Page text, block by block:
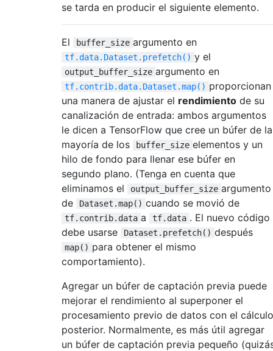
se tarda en producir el siguiente elemento.
El buffer_size argumento en
tf.data.Dataset.prefetch() y el
output_buffer_size argumento en
tf.contrib.data.Dataset.map() proporcionan
una manera de ajustar el rendimiento de su
canalización de entrada: ambos argumentos
le dicen a TensorFlow que cree un búfer de la
mayoría de los
buffer_size elementos y un
hilo de fondo para llenar ese búfer en
segundo plano. (Tenga en cuenta que
eliminamos el
output_buffer_size argumento
de
Dataset.map() cuando se movió de
tf.contrib.data a tf.data . El nuevo código
debe usarse
Dataset.prefetch() después
map() para obtener el mismo
comportamiento).
Agregar un búfer de captación previa puede
mejorar el rendimiento al superponer el
procesamiento previo de datos con el cálculo
posterior. Normalmente, es más útil agregar
un búfer de captación previa pequeño